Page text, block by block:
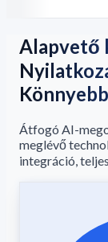
Alapvető
Átfogó AI-
meglévő
integráció,